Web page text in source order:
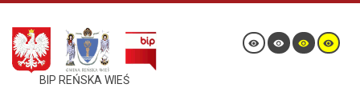
BIP REŃSKA WIEŚ